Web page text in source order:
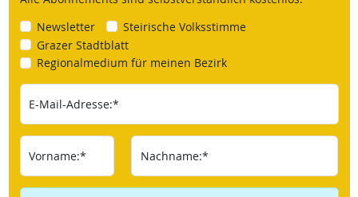
Newsletter
Steirische Volksstimme
Grazer Stadtblatt
Regionalmedium für meinen Bezirk
E-Mail-Adresse:*
Vorname:* Nachname:*